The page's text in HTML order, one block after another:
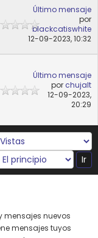
Último mensaje
por
blackcatiswhite
12-09-2023, 10:32
Último mensaje
por chujalt
12-09-2023,
20:29
mensajes nuevos
mensajes tuyos